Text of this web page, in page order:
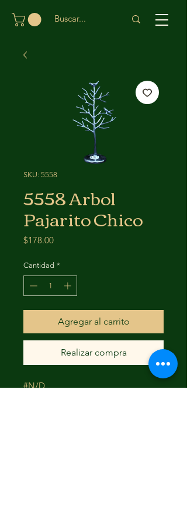
SKU: 5558
5558 Arbol
Pajarito Chico
$178.00Precio
Cantidad *
Agregar al carrito
Realizar compra
#N/D